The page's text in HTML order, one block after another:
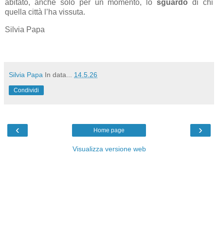
abitato, anche solo per un momento, losguardodi chi
quella città l’ha vissuta.
Silvia Papa
Silvia Papa In data... 14.5.26
Condividi
‹ ›
Home page
Visualizza versione web